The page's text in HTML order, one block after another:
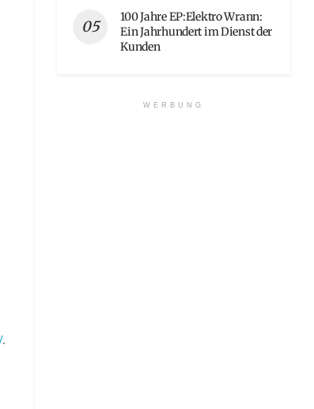
.
100 Jahre EP:Elektro Wrann:
Ein Jahrhundert im Dienst der
Kunden
WERBUNG